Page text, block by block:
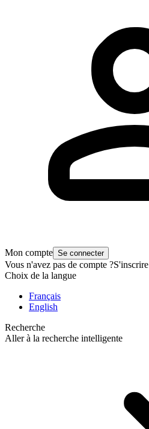
Mon compte Se connecter
Vous n'avez pas de compte ?S'inscrire
Choix de la langue
Français
English
Recherche
Aller à la recherche intelligente